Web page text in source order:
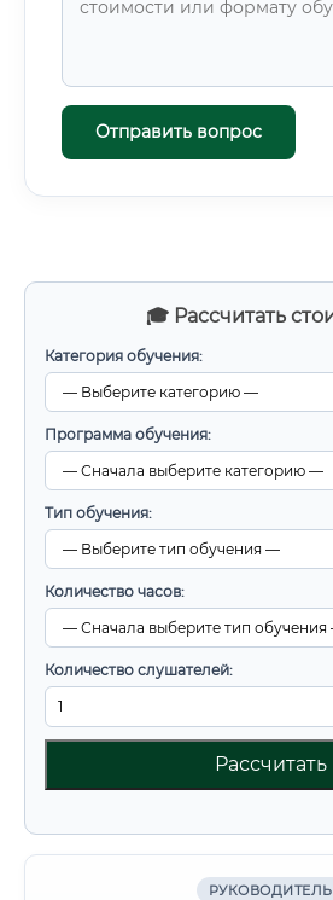
🎓 Рассчитать
Категория обучения:
Программа обучения:
Тип обучения:
Количество часов:
Количество слушателей:
Рассчитать
РУКОВОДИТЕЛЬ
Отправить вопрос